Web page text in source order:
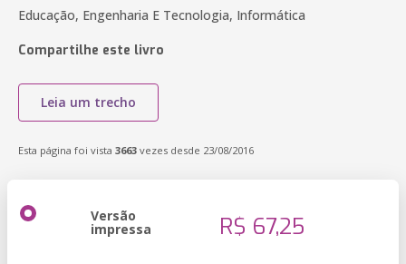
Educação, Engenharia E Tecnologia, Informática
Compartilhe este livro
Leia um trecho
Esta página foi vista 3663 vezes desde 23/08/2016
Versão
impressa R$ 67,25